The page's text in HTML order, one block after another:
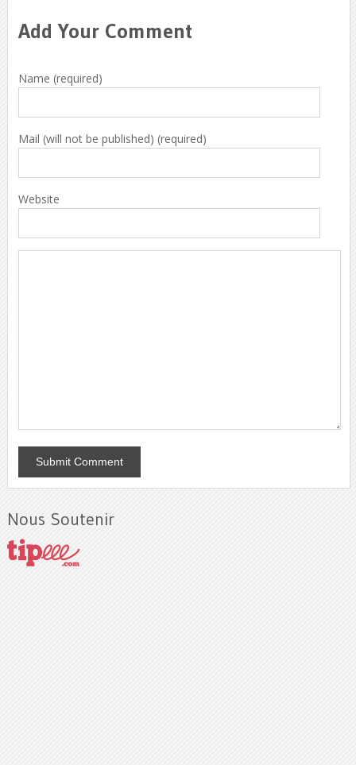
Add Your Comment
Name (required)
Mail (will not be published) (required)
Website
Nous Soutenir